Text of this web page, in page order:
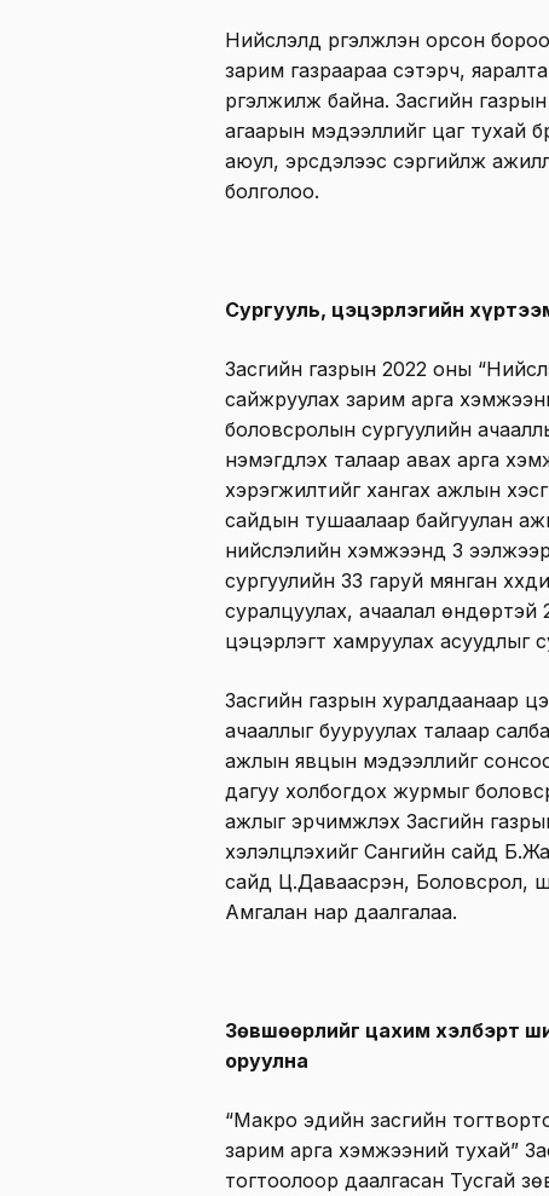
Нийслэлд үргэлжлэн орсон
зарим газраараа сэтэрч,
үргэлжилж байна. Засгийн
агаарын мэдээллийг цаг тухай
аюул, эрсдэлээс сэргийлж
болголоо.
Сургууль, цэцэрлэгийн
Засгийн газрын 2022 оны
сайжруулах зарим арга
боловсролын сургуулийн
нэмэгдүүлэх талаар авах арга
хэрэгжилтийг хангах ажлын
сайдын тушаалаар байгуулан
нийслэлийн хэмжээнд 3
сургуулийн 33 гаруй мянган
суралцуулах, ачаалал өндөртэй
цэцэрлэгт хамруулах
Засгийн газрын хуралдаанаар
ачааллыг бууруулах талаар
ажлын явцын мэдээллийг
дагуу холбогдох журмыг
ажлыг эрчимжүүлэх Засгийн
хэлэлцүүлэхийг Сангийн сайд
сайд Ц.Даваасүрэн,
Амгалан нар даалгалаа.
Зөвшөөрлийг цахим хэлбэрт
оруулна
“Макро эдийн засгийн
зарим арга хэмжээний тухай”
тогтоолоор даалгасан Тусгай